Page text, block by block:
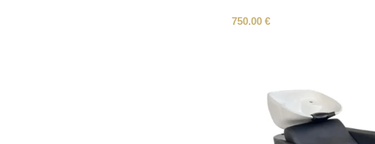
750.00 €